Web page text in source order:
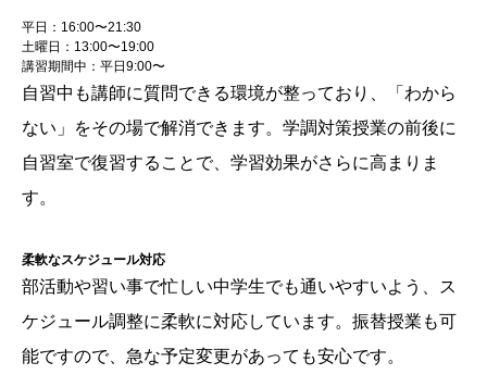
平日：16:00〜21:30
土曜日：13:00〜19:00
講習期間中：平日9:00〜
自習中も講師に質問できる環境が整っており、「わから
ない」をその場で解消できます。学調対策授業の前後に
自習室で復習することで、学習効果がさらに高まりま
す。
柔軟なスケジュール対応
部活動や習い事で忙しい中学生でも通いやすいよう、ス
ケジュール調整に柔軟に対応しています。振替授業も可
能ですので、急な予定変更があっても安心です。